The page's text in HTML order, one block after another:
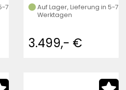
7
Auf Lager, Lieferung in 5-7
Werktagen
3.499,- €